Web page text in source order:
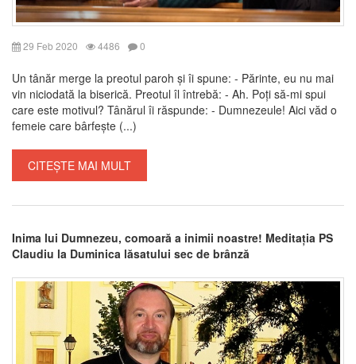
29 Feb 2020 4486 0
Un tânăr merge la preotul paroh și îi spune: - Părinte, eu nu mai
vin niciodată la biserică. Preotul îl întrebă: - Ah. Poți să-mi spui
care este motivul? Tânărul îi răspunde: - Dumnezeule! Aici văd o
femeie care bârfește (...)
CITEȘTE MAI MULT
Inima lui Dumnezeu, comoară a inimii noastre! Meditația PS
Claudiu la Duminica lăsatului sec de brânză